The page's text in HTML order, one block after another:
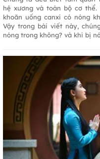
hệ xương và toàn bộ cơ
khoăn uống canxi có nóng
Vậy trong bài viết này,
nóng trong không? và khi bị